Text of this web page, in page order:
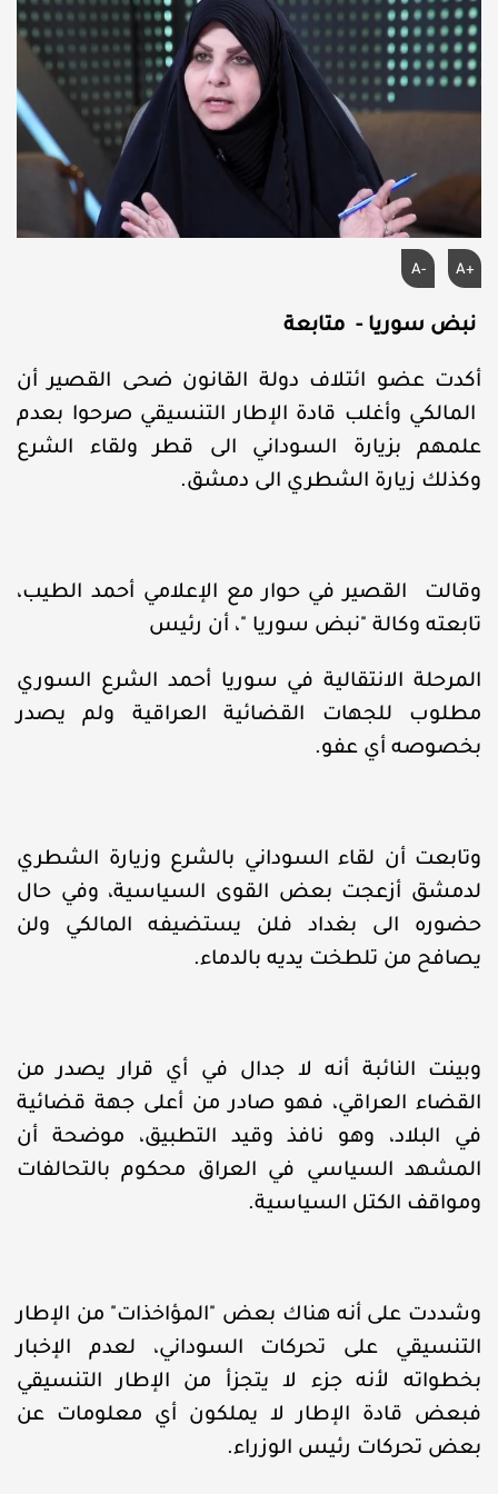
A+
A-
نبض سوريا - متابعة
أكدت عضو ائتلاف دولة القانون ضحى القصير أن
المالكي وأغلب قادة الإطار التنسيقي صرحوا بعدم
علمهم بزيارة السوداني الى قطر ولقاء الشرع
وكذلك زيارة الشطري الى دمشق.
وقالت القصير في حوار مع الإعلامي أحمد الطيب،
تابعته وكالة "نبض سوريا "، أن رئيس
المرحلة الانتقالية في سوريا أحمد الشرع السوري
مطلوب للجهات القضائية العراقية ولم يصدر
بخصوصه أي عفو.
وتابعت أن لقاء السوداني بالشرع وزيارة الشطري
لدمشق أزعجت بعض القوى السياسية، وفي حال
حضوره الى بغداد فلن يستضيفه المالكي ولن
يصافح من تلطخت يديه بالدماء.
وبينت النائبة أنه لا جدال في أي قرار يصدر من
القضاء العراقي، فهو صادر من أعلى جهة قضائية
في البلاد، وهو نافذ وقيد التطبيق، موضحة أن
المشهد السياسي في العراق محكوم بالتحالفات
ومواقف الكتل السياسية.
وشددت على أنه هناك بعض "المؤاخذات" من الإطار
التنسيقي على تحركات السوداني، لعدم الإخبار
بخطواته لأنه جزء لا يتجزأ من الإطار التنسيقي
فبعض قادة الإطار لا يملكون أي معلومات عن
بعض تحركات رئيس الوزراء.